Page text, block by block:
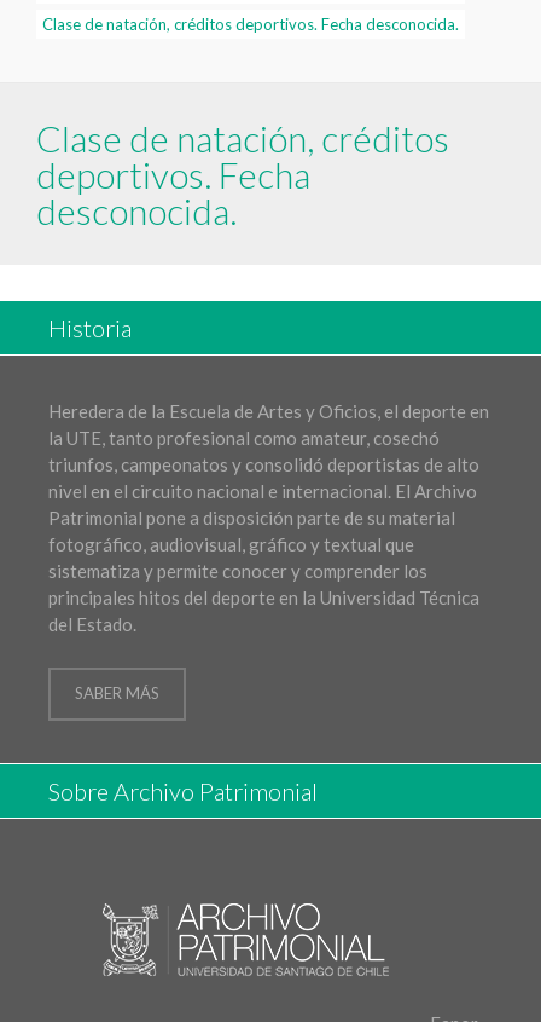
Clase de natación, créditos deportivos. Fecha desconocida.
Clase de natación, créditos
deportivos. Fecha
desconocida.
Historia
Heredera de la Escuela de Artes y Oficios, el deporte en
la UTE, tanto profesional como amateur, cosechó
triunfos, campeonatos y consolidó deportistas de alto
nivel en el circuito nacional e internacional. El Archivo
Patrimonial pone a disposición parte de su material
fotográfico, audiovisual, gráfico y textual que
sistematiza y permite conocer y comprender los
principales hitos del deporte en la Universidad Técnica
del Estado.
SABER MÁS
Sobre Archivo Patrimonial